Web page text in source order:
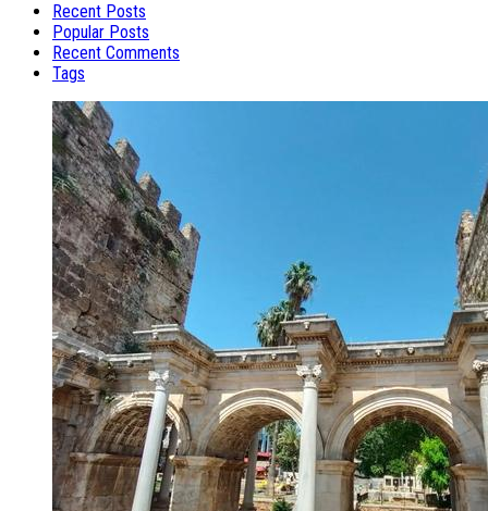
Recent Posts
Popular Posts
Recent Comments
Tags